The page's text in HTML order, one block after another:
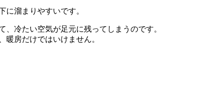
に溜まりやすいです。
冷たい空気が足元に残ってしまうのです。
暖房だけではいけません。